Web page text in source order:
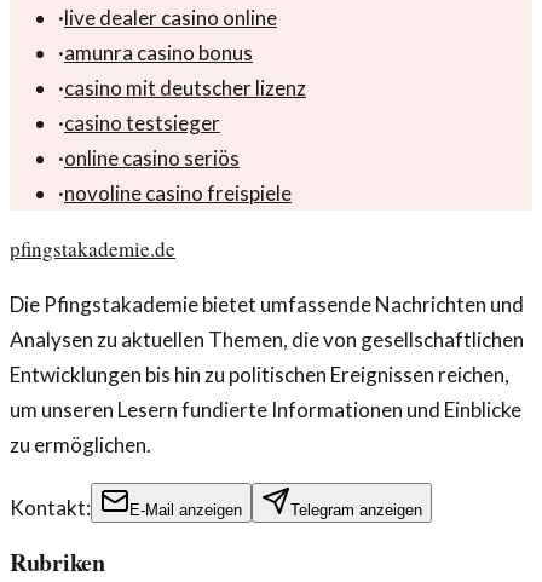
·live dealer casino online
·amunra casino bonus
·casino mit deutscher lizenz
·casino testsieger
·online casino seriös
·novoline casino freispiele
pfingstakademie.de
Die Pfingstakademie bietet umfassende Nachrichten und
Analysen zu aktuellen Themen, die von gesellschaftlichen
Entwicklungen bis hin zu politischen Ereignissen reichen,
um unseren Lesern fundierte Informationen und Einblicke
zu ermöglichen.
Kontakt: E-Mail anzeigen Telegram anzeigen
Rubriken